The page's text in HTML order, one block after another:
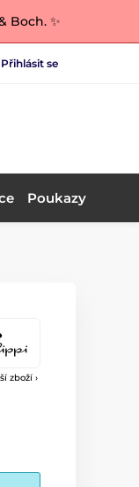
Boch. ✨
Přihlásit se
Poukazy
zboží ›